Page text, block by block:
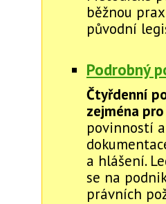
běžnou
původní
Podrobný
Čtyřdenní
zejména
povinností
a hlášení.
se na
právních